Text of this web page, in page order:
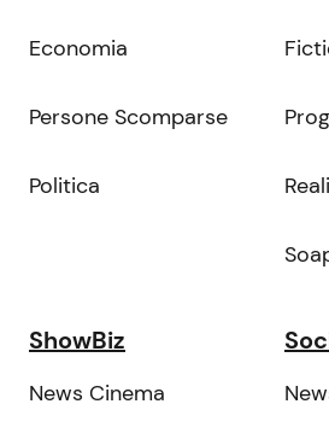
Economia
Persone Scomparse
Politica
ShowBiz
News Cinema